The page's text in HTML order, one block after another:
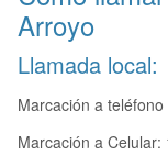
Arroyo
Llamada local:
Marcación a
Marcación a